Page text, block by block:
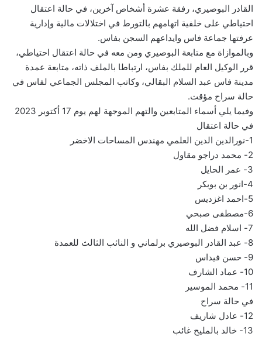
القادر البوصيري، رفقة عشرة أشخاص آخرين، في حالة اعتقال
احتياطي على خلفية اتهامهم بالتورط في اختلالات مالية وإدارية
عرفتها جماعة فاس وايداعهم السجن بفاس.
وبالموازاة مع متابعة البوصيري ومن معه في حالة اعتقال احتياطي،
قرر الوكيل العام للملك بفاس، ارتباطا بالملف ذاته، متابعة عمدة
مدينة فاس عبد السلام البقالي، وكاتب المجلس الجماعي لفاس في
حالة سراح مؤقت.
وفيما يلي أسماء المتابعين والتهم الموجهة لهم يوم 17 أكتوبر 2023
في حالة اعتقال
1-نورالدين الدين العلمي مهندس المساحات الاخضر
2- محمد دراجو مقاول
3- عمر الحايل
4-انور بن بوبكر
5-احمد اغزديس
6-مصطفى صبحي
7- اسلام فضل الله
8- عبد القادر البوصيري برلماني و النائب الثالث للعمدة
9- حسن فيداس
10- عماد الشارف
11- محمد الموسير
في حالة سراح
12- عادل شاريف
13- خالد بالمليح غائب